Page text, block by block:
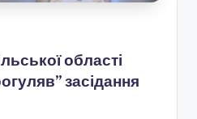
області
засідання